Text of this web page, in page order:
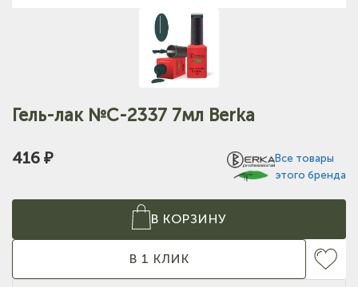
Гель-лак №C-2337 7мл Berka
416 ₽
Все товары
этого бренда
В КОРЗИНУ
В 1 КЛИК